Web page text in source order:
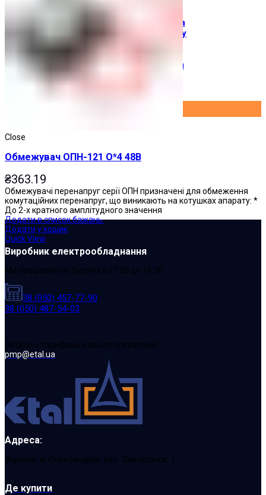
Доставка і оплата
Про торгову марку
Вхід / Реєстрація
Close
Обмежувач ОПН-121 О*4 48В
₴363.19
Обмежувачі перенапруг серії ОПН призначені для обмеження
комутаційних перенапруг, що виникають на котушках апарату: *
До 2-х кратного амплітудного значення
Додати в список бажань
Додати у кошик
Quick View
Виробник електрообладнання
Ми працюємо по буднях з 07:30 до 16:30
38 (050) 457-77-90
38 (050) 487-54-03
(Згідно з тарифами вашого оператора)
pmp@etal.ua
Адреса:
Україна, м Олександрія, вул. Заводська, 1
Де купити